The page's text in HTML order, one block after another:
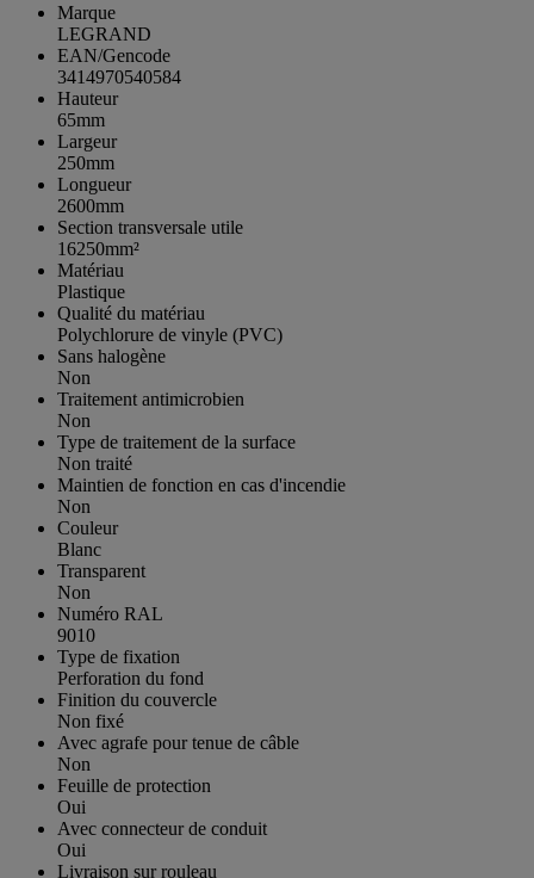
Marque
LEGRAND
EAN/Gencode
3414970540584
Hauteur
65mm
Largeur
250mm
Longueur
2600mm
Section transversale utile
16250mm²
Matériau
Plastique
Qualité du matériau
Polychlorure de vinyle (PVC)
Sans halogène
Non
Traitement antimicrobien
Non
Type de traitement de la surface
Non traité
Maintien de fonction en cas d'incendie
Non
Couleur
Blanc
Transparent
Non
Numéro RAL
9010
Type de fixation
Perforation du fond
Finition du couvercle
Non fixé
Avec agrafe pour tenue de câble
Non
Feuille de protection
Oui
Avec connecteur de conduit
Oui
Livraison sur rouleau